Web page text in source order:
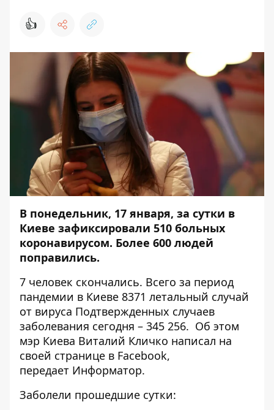
👍
В понедельник, 17 января, за сутки в
Киеве зафиксировали 510 больных
коронавирусом. Более 600 людей
поправились.
7 человек скончались. Всего за период
пандемии в Киеве 8371 летальный случай
от вируса Подтвержденных случаев
заболевания сегодня – 345 256. Об этом
мэр Киева Виталий Кличко написал на
своей странице в Facebook,
передает Информатор.
Заболели прошедшие сутки: